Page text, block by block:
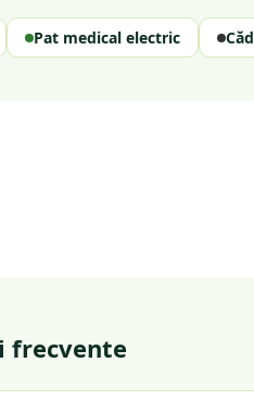
Pat medical electric
frecvente